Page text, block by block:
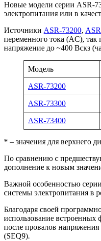
Новые модели серии ASR-
электропитания или в
Источники ASR-73200,
переменного тока (AC),
напряжение до ~400 Вскз
Модель
ASR-73200
ASR-73300
ASR-73400
* – значения для верхнего
По сравнению с
дополнение к новым
Важной особенностью
системы электропитания в
Благодаря своей
использование встроенных
после провалов
(SEQ9).